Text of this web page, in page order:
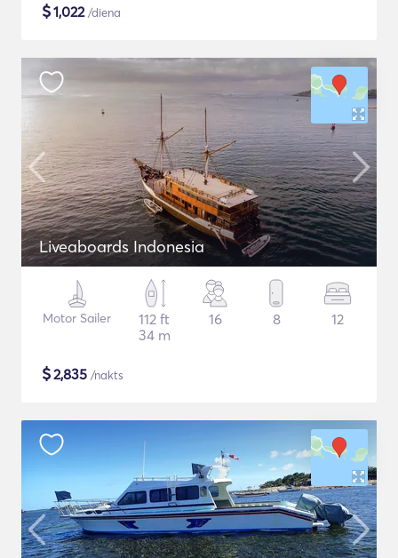
$1,022/diena
Liveaboards Indonesia
Motor Sailer
112 ft
34 m
16 8 12
$2,835 /nakts